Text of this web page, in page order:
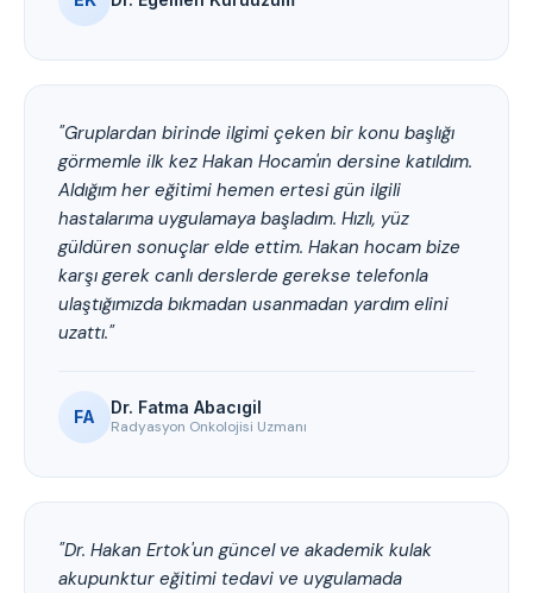
"Gruplardan birinde ilgimi çeken bir konu başlığı
görmemle ilk kez Hakan Hocam'ın dersine katıldım.
Aldığım her eğitimi hemen ertesi gün ilgili
hastalarıma uygulamaya başladım. Hızlı, yüz
güldüren sonuçlar elde ettim. Hakan hocam bize
karşı gerek canlı derslerde gerekse telefonla
ulaştığımızda bıkmadan usanmadan yardım elini
uzattı."
FA Dr. Fatma Abacıgil
Radyasyon Onkolojisi Uzmanı
"Dr. Hakan Ertok'un güncel ve akademik kulak
akupunktur eğitimi tedavi ve uygulamada